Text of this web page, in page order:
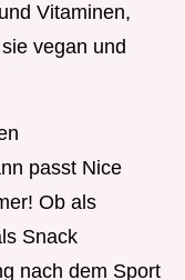
Vitaminen,
vegan und
passt Nice
Ob als
Snack
nach dem Sport